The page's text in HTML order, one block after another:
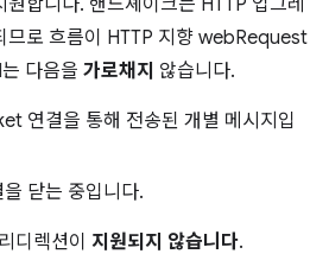
합니다. 핸드셰이크는 HTTP 업그레
므로 흐름이 HTTP 지향 webRequest
다음을 가로채지 않습니다.
연결을 통해 전송된 개별 메시지입
닫는 중입니다.
디렉션이 지원되지 않습니다.